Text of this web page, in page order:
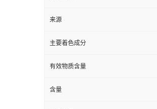
来源
主要着色成分
有效物质含量
含量